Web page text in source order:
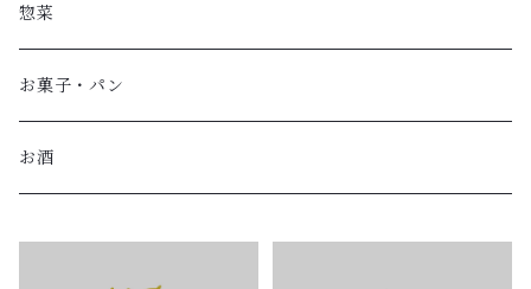
惣菜
お菓子・パン
お酒